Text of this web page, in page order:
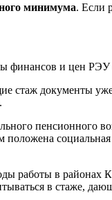
минимума. Если
финансов и цен
стаж документы
пенсионного
работы в
в стаже,